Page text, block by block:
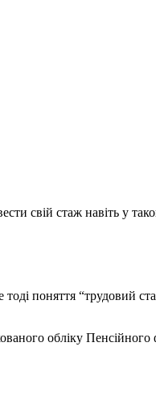
свій стаж навіть у
поняття “трудовий
обліку